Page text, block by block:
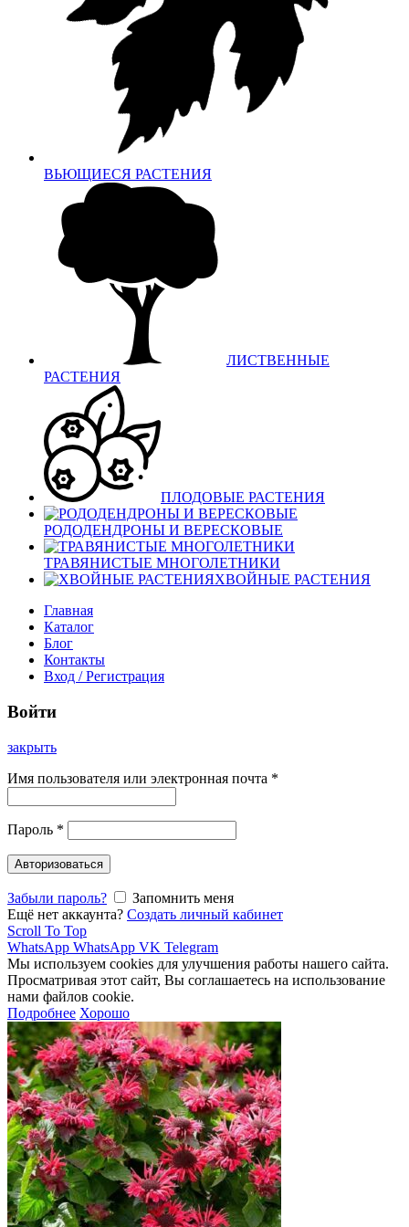
ВЬЮЩИЕСЯ РАСТЕНИЯ
ЛИСТВЕННЫЕ
РАСТЕНИЯ
ПЛОДОВЫЕ РАСТЕНИЯ
РОДОДЕНДРОНЫ И ВЕРЕСКОВЫЕ
ТРАВЯНИСТЫЕ МНОГОЛЕТНИКИ
ХВОЙНЫЕ РАСТЕНИЯ
Главная
Каталог
Блог
Контакты
Вход / Регистрация
Войти
закрыть
Имя пользователя или электронная почта *
Пароль *
Авторизоваться
Забыли пароль?
Запомнить меня
Ещё нет аккаунта? Создать личный кабинет
Scroll To Top
WhatsApp WhatsApp VK Telegram
Мы используем cookies для улучшения работы нашего сайта.
Просматривая этот сайт, Вы соглашаетесь на использование
нами файлов cookie.
Подробнее Хорошо